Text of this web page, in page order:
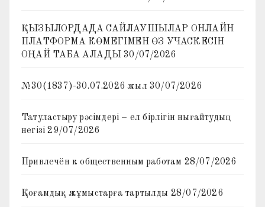
ҚЫЗЫЛОРДАДА САЙЛАУШЫЛАР ОНЛАЙН
ПЛАТФОРМА КӨМЕГІМЕН ӨЗ УЧАСКЕСІН
ОҢАЙ ТАБА АЛАДЫ 30/07/2026
№30(1837)-30.07.2026 жыл 30/07/2026
Татуластыру рәсімдері – ел бірлігін нығайтудың
негізі 29/07/2026
Привлечён к общественным работам 28/07/2026
Қоғамдық жұмыстарға тартылды 28/07/2026